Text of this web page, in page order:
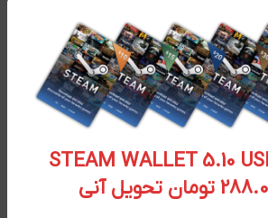
STEAM WALLET 5.10